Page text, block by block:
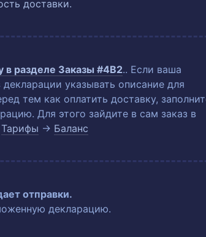
доставки.
в разделе Заказы #4B2.. Если ваша
указывать описание для
тем как оплатить доставку,
Для этого зайдите в сам заказ в
Тарифы → Баланс
отправки.
декларацию.